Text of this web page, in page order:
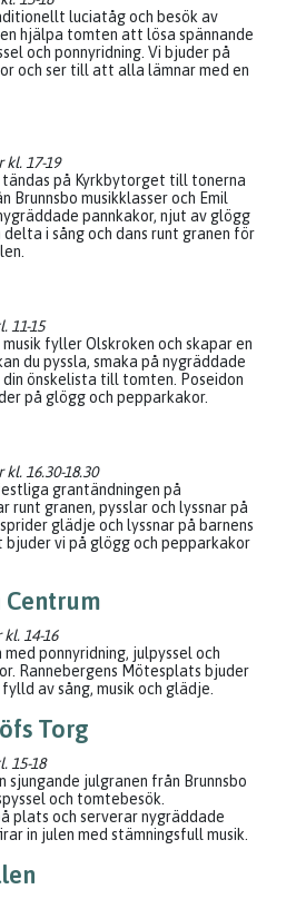
luciatåg och besök av
hjälpa tomten att lösa spännande
och ponnyridning. Vi bjuder på
och ser till att alla lämnar med en
kl. 17-19
tändas på Kyrkbytorget till tonerna
Brunnsbo musikklasser och Emil
pannkakor, njut av glögg
i sång och dans runt granen för
11-15
fyller Olskroken och skapar en
du pyssla, smaka på nygräddade
önskelista till tomten. Poseidon
på glögg och pepparkakor.
16.30-18.30
grantändningen på
runt granen, pysslar och lyssnar på
glädje och lyssnar på barnens
vi på glögg och pepparkakor
Centrum
14-16
med ponnyridning, julpyssel och
Rannebergens Mötesplats bjuder
av sång, musik och glädje.
Torg
15-18
sjungande julgranen från Brunnsbo
och tomtebesök.
plats och serverar nygräddade
in julen med stämningsfull musik.